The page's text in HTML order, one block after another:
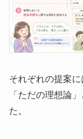
それぞれの提案
「ただの理想論
た。